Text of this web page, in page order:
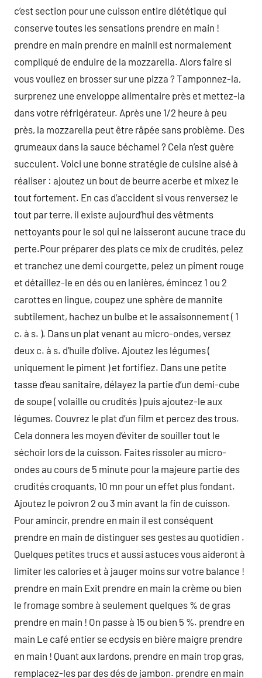
c’est section pour une cuisson entire diététique qui
conserve toutes les sensations prendre en main !
prendre en main prendre en mainIl est normalement
compliqué de enduire de la mozzarella. Alors faire si
vous vouliez en brosser sur une pizza ? Tamponnez-la,
surprenez une enveloppe alimentaire près et mettez-la
dans votre réfrigérateur. Après une 1/2 heure à peu
près, la mozzarella peut être râpée sans problème. Des
grumeaux dans la sauce béchamel ? Cela n’est guère
succulent. Voici une bonne stratégie de cuisine aisé à
réaliser : ajoutez un bout de beurre acerbe et mixez le
tout fortement. En cas d’accident si vous renversez le
tout par terre, il existe aujourd’hui des vêtments
nettoyants pour le sol qui ne laisseront aucune trace du
perte.Pour préparer des plats ce mix de crudités, pelez
et tranchez une demi courgette, pelez un piment rouge
et détaillez-le en dés ou en lanières, émincez 1 ou 2
carottes en lingue, coupez une sphère de mannite
subtilement, hachez un bulbe et le assaisonnement ( 1
c. à s. ). Dans un plat venant au micro-ondes, versez
deux c. à s. d’huile d’olive. Ajoutez les légumes (
uniquement le piment ) et fortifiez. Dans une petite
tasse d’eau sanitaire, délayez la partie d’un demi-cube
de soupe ( volaille ou crudités ) puis ajoutez-le aux
légumes. Couvrez le plat d’un film et percez des trous.
Cela donnera les moyen d’éviter de souiller tout le
séchoir lors de la cuisson. Faites rissoler au micro-
ondes au cours de 5 minute pour la majeure partie des
crudités croquants, 10 mn pour un effet plus fondant.
Ajoutez le poivron 2 ou 3 min avant la fin de cuisson.
Pour amincir, prendre en main il est conséquent
prendre en main de distinguer ses gestes au quotidien .
Quelques petites trucs et aussi astuces vous aideront à
limiter les calories et à jauger moins sur votre balance !
prendre en main Exit prendre en main la crème ou bien
le fromage sombre à seulement quelques % de gras
prendre en main ! On passe à 15 ou bien 5 %. prendre en
main Le café entier se ecdysis en bière maigre prendre
en main ! Quant aux lardons, prendre en main trop gras,
remplacez-les par des dés de jambon. prendre en main